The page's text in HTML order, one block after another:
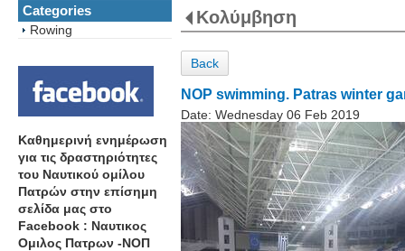
Categories
Rowing
Καθημερινή ενημέρωση
για τις δραστηριότητες
του Ναυτικού ομίλου
Πατρών στην επίσημη
σελίδα μας στο
Facebook : Ναυτικος
Ομιλος Πατρων -ΝΟΠ
Κολύμβηση
Back
NOP swimming. Patras winter
Date: Wednesday 06 Feb 2019